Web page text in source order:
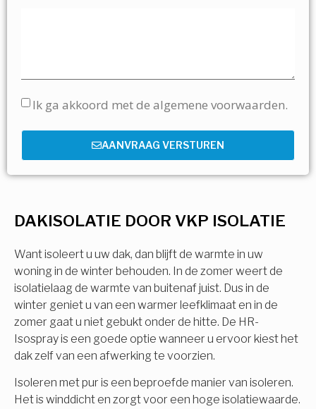
DAKISOLATIE DOOR VKP ISOLATIE
Want isoleert u uw dak, dan blijft de warmte in uw
woning in de winter behouden. In de zomer weert de
isolatielaag de warmte van buitenaf juist. Dus in de
winter geniet u van een warmer leefklimaat en in de
zomer gaat u niet gebukt onder de hitte. De HR-
Isospray is een goede optie wanneer u ervoor kiest het
dak zelf van een afwerking te voorzien.
Isoleren met pur is een beproefde manier van isoleren.
Het is winddicht en zorgt voor een hoge isolatiewaarde.
Ik ga akkoord met de algemene voorwaarden.
AANVRAAG VERSTUREN